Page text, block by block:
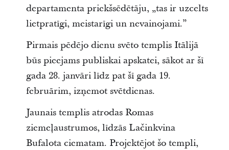
departamenta priekšsēdētāju, „tas ir uzcelts
lietpratīgi, meistarīgi un nevainojami.”
Pirmais pēdējo dienu svēto templis Itālijā
būs pieejams publiskai apskatei, sākot ar šī
gada 28. janvāri līdz pat šī gada 19.
februārim, izņemot svētdienas.
Jaunais templis atrodas Romas
ziemeļaustrumos, līdzās Lačinkvina
Bufalota ciematam. Projektējot šo templi,